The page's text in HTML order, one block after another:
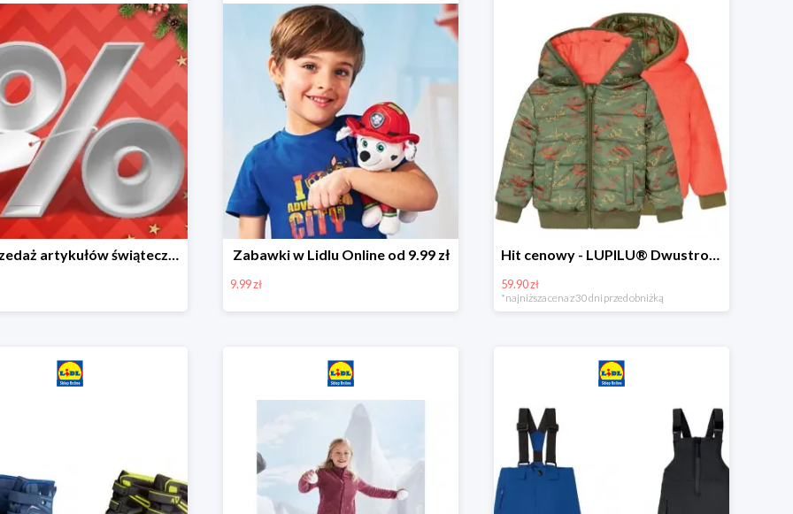
Wyprzedaż artykułów świątecznych w Lidlu Online Zabawki w Lidlu Online od 9.99 zł
9.99 zł
Hit cenowy - LUPILU® Dwustronna kurtka dziecięca z polarem
59.90 zł
*najniższa cena z 30 dni przed obniżką